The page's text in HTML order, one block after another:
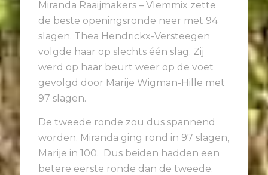
Miranda Raaijmakers – Vlemmix zette
de beste openingsronde neer met 94
slagen. Thea Hendrickx-Versteegen
volgde haar op slechts één slag. Zij
werd op haar beurt weer op de voet
gevolgd door Marije Wigman-Hille met
97 slagen.
De tweede ronde zou dus spannend
worden. Miranda ging rond in 97 slagen,
Marije in 100. Dus beiden hadden een
betere eerste ronde dan de tweede.